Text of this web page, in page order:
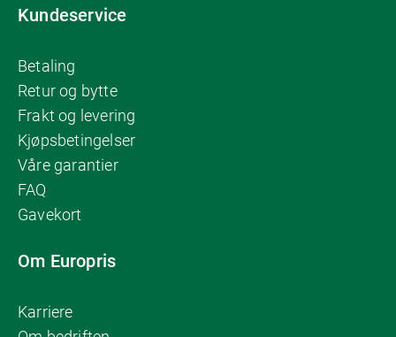
Kundeservice
Betaling
Retur og bytte
Frakt og levering
Kjøpsbetingelser
Våre garantier
FAQ
Gavekort
Om Europris
Karriere